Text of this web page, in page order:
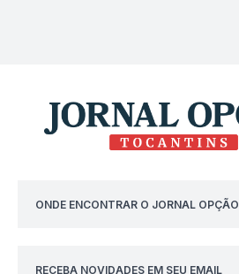
ONDE ENCONTRAR O JORNAL OPÇÃO
RECEBA NOVIDADES EM SEU EMAIL